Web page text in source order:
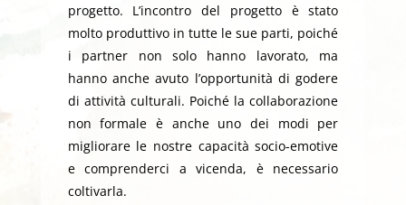
progetto. L’incontro del progetto è stato
molto produttivo in tutte le sue parti, poiché
i partner non solo hanno lavorato, ma
hanno anche avuto l’opportunità di godere
di attività culturali. Poiché la collaborazione
non formale è anche uno dei modi per
migliorare le nostre capacità socio-emotive
e comprenderci a vicenda, è necessario
coltivarla.